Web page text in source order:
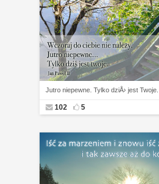
Jutro niepewne. Tylko dziÅ› jest Twoje.
102 5